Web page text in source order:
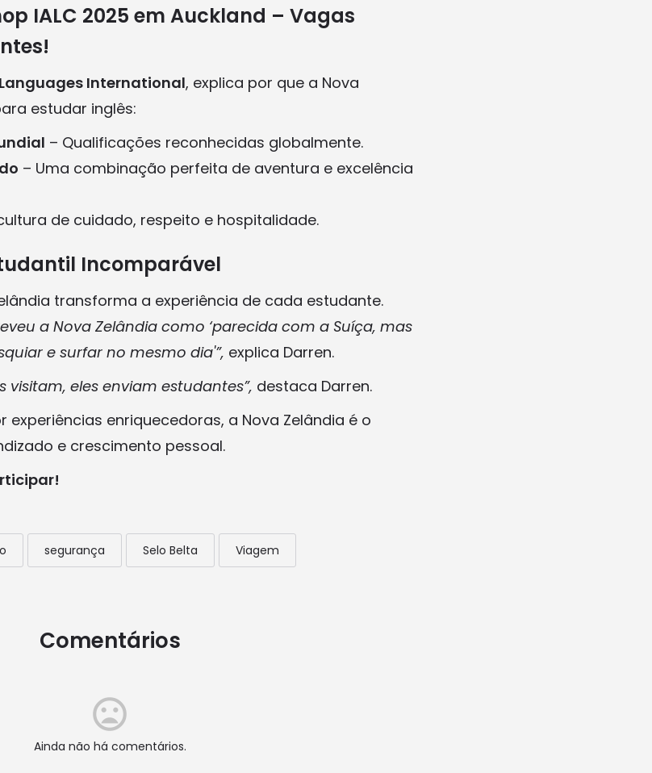
IALC 2025 em Auckland – Vagas
Languages International, explica por que a Nova
estudar inglês:
– Qualificações reconhecidas globalmente.
– Uma combinação perfeita de aventura e excelência
de cuidado, respeito e hospitalidade.
Incomparável
transforma a experiência de cada estudante.
a Nova Zelândia como ‘parecida com a Suíça, mas
e surfar no mesmo dia'”, explica Darren.
visitam, eles enviam estudantes”, destaca Darren.
enriquecedoras, a Nova Zelândia é o
e crescimento pessoal.
segurança Selo Belta Viagem
Comentários
Ainda não há comentários.